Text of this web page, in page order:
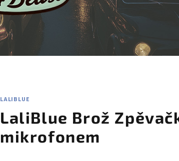
LALIBLUE
LaliBlue Brož
mikrofonem